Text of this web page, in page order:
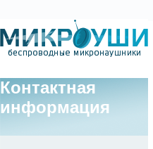
Контактная
информация